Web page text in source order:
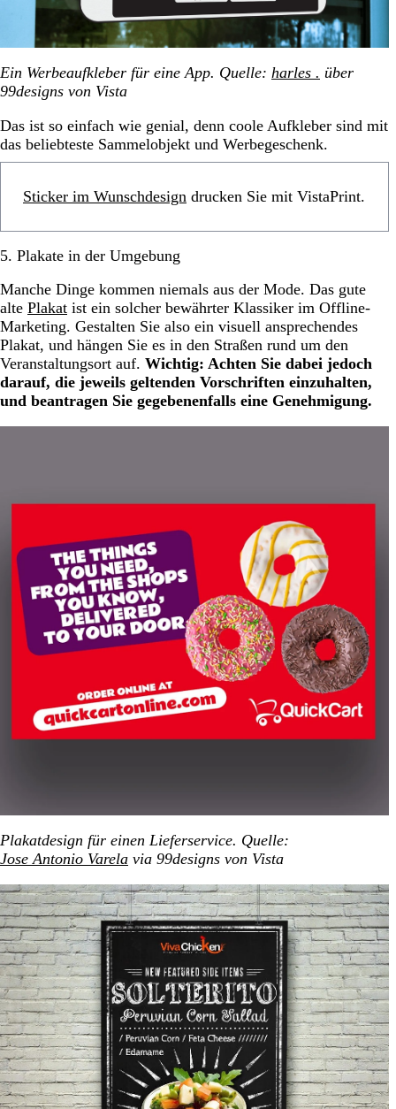
Ein Werbeaufkleber für eine App. Quelle: harles . über
99designs von Vista
Das ist so einfach wie genial, denn coole Aufkleber sind mit
das beliebteste Sammelobjekt und Werbegeschenk.
Sticker im Wunschdesign drucken Sie mit VistaPrint.
5. Plakate in der Umgebung
Manche Dinge kommen niemals aus der Mode. Das gute
alte Plakat ist ein solcher bewährter Klassiker im Offline-
Marketing. Gestalten Sie also ein visuell ansprechendes
Plakat, und hängen Sie es in den Straßen rund um den
Veranstaltungsort auf. Wichtig: Achten Sie dabei jedoch
darauf, die jeweils geltenden Vorschriften einzuhalten,
und beantragen Sie gegebenenfalls eine Genehmigung.
Plakatdesign für einen Lieferservice. Quelle:
Jose Antonio Varela via 99designs von Vista